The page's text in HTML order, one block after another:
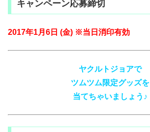
キャンペーン応募締切
2017年1月6日 (金) ※当日消印有効
ヤクルトジョアで
ツムツム限定グッズを
当てちゃいましょう♪